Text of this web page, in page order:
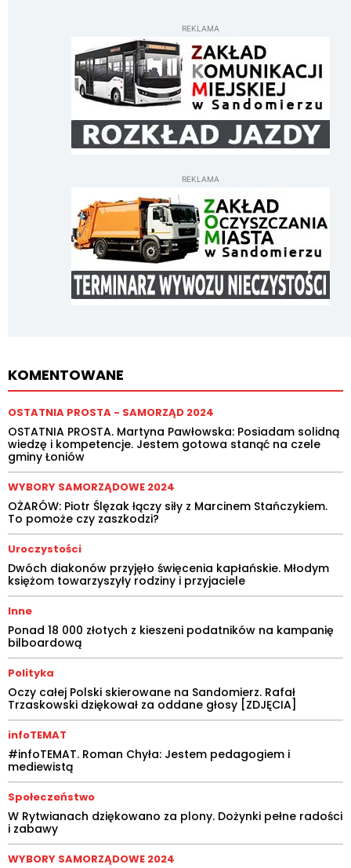
REKLAMA
REKLAMA
KOMENTOWANE
OSTATNIA PROSTA - SAMORZĄD 2024
OSTATNIA PROSTA. Martyna Pawłowska: Posiadam solidną
wiedzę i kompetencje. Jestem gotowa stanąć na czele
gminy Łoniów
WYBORY SAMORZĄDOWE 2024
OŻARÓW: Piotr Ślęzak łączy siły z Marcinem Stańczykiem.
To pomoże czy zaszkodzi?
Uroczystości
Dwóch diakonów przyjęło święcenia kapłańskie. Młodym
księżom towarzyszyły rodziny i przyjaciele
Inne
Ponad 18 000 złotych z kieszeni podatników na kampanię
bilboardową
Polityka
Oczy całej Polski skierowane na Sandomierz. Rafał
Trzaskowski dziękował za oddane głosy [ZDJĘCIA]
infoTEMAT
#infoTEMAT. Roman Chyła: Jestem pedagogiem i
mediewistą
Społeczeństwo
W Rytwianach dziękowano za plony. Dożynki pełne radości
i zabawy
WYBORY SAMORZĄDOWE 2024